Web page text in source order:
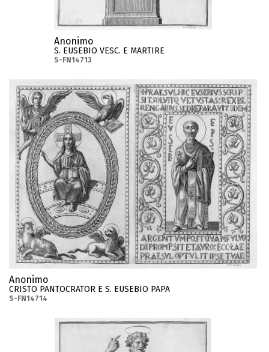
Anonimo
S. EUSEBIO VESC. E MARTIRE
S-FN14713
Anonimo
CRISTO PANTOCRATOR E S. EUSEBIO PAPA
S-FN14714